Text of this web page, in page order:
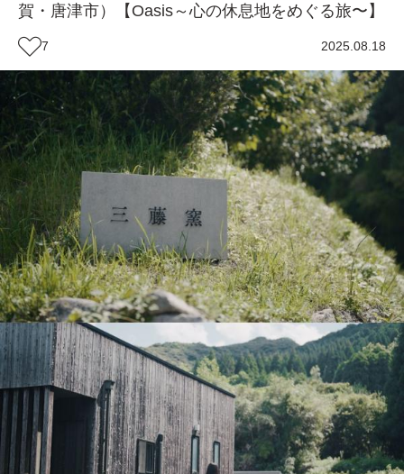
賀・唐津市）【Oasis～心の休息地をめぐる旅〜】
7 2025.08.18